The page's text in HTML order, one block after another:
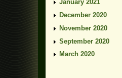
January 2021
December 2020
November 2020
September 2020
March 2020